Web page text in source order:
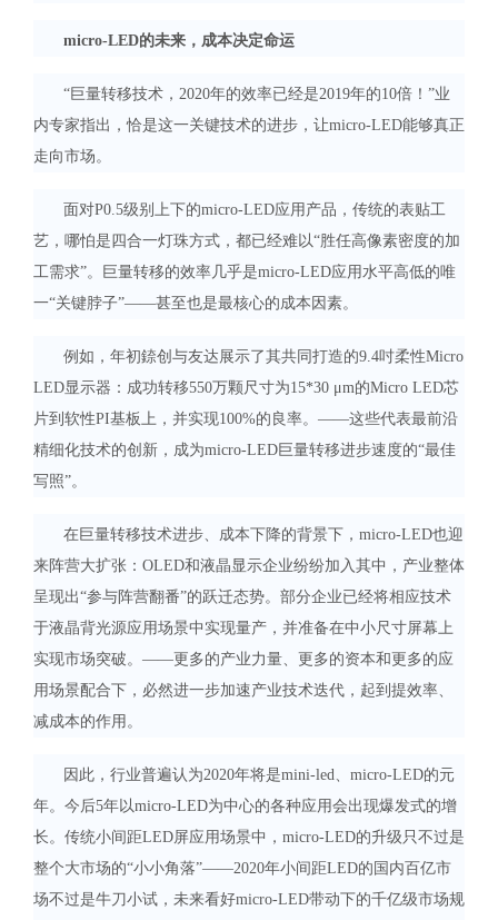
micro-LED的未来，成本决定命运
“巨量转移技术，2020年的效率已经是2019年的10倍！”业
内专家指出，恰是这一关键技术的进步，让micro-LED能够真正
走向市场。
面对P0.5级别上下的micro-LED应用产品，传统的表贴工
艺，哪怕是四合一灯珠方式，都已经难以“胜任高像素密度的加
工需求”。巨量转移的效率几乎是micro-LED应用水平高低的唯
一“关键脖子”——甚至也是最核心的成本因素。
例如，年初錼创与友达展示了其共同打造的9.4吋柔性Micro
LED显示器：成功转移550万颗尺寸为15*30 μm的Micro LED芯
片到软性PI基板上，并实现100%的良率。——这些代表最前沿
精细化技术的创新，成为micro-LED巨量转移进步速度的“最佳
写照”。
在巨量转移技术进步、成本下降的背景下，micro-LED也迎
来阵营大扩张：OLED和液晶显示企业纷纷加入其中，产业整体
呈现出“参与阵营翻番”的跃迁态势。部分企业已经将相应技术
于液晶背光源应用场景中实现量产，并准备在中小尺寸屏幕上
实现市场突破。——更多的产业力量、更多的资本和更多的应
用场景配合下，必然进一步加速产业技术迭代，起到提效率、
减成本的作用。
因此，行业普遍认为2020年将是mini-led、micro-LED的元
年。今后5年以micro-LED为中心的各种应用会出现爆发式的增
长。传统小间距LED屏应用场景中，micro-LED的升级只不过是
整个大市场的“小小角落”——2020年小间距LED的国内百亿市
场不过是牛刀小试，未来看好micro-LED带动下的千亿级市场规